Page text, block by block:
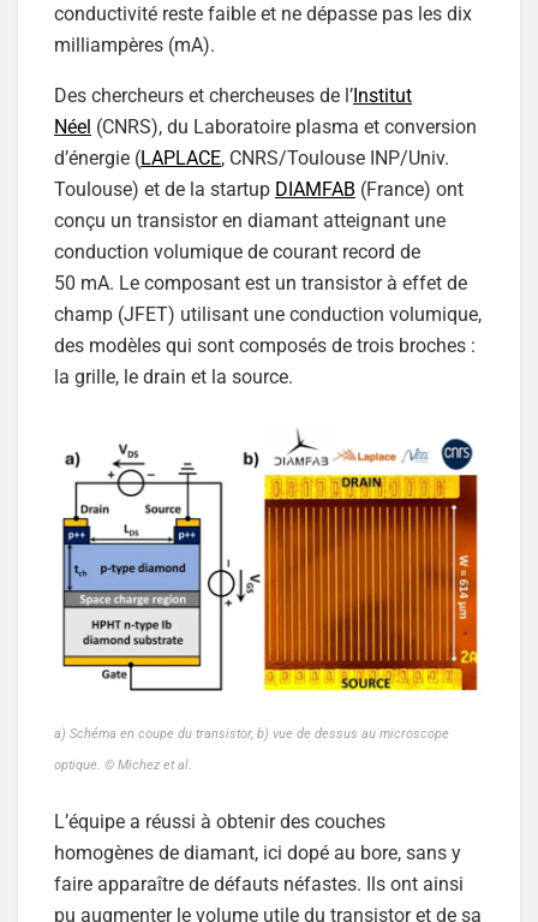
conductivité reste faible et ne dépasse pas les dix
milliampères (mA).
Des chercheurs et chercheuses de l’Institut
Néel (CNRS), du Laboratoire plasma et conversion
d’énergie (LAPLACE, CNRS/Toulouse INP/Univ.
Toulouse) et de la startup DIAMFAB (France) ont
conçu un transistor en diamant atteignant une
conduction volumique de courant record de
50 mA. Le composant est un transistor à effet de
champ (JFET) utilisant une conduction volumique,
des modèles qui sont composés de trois broches :
la grille, le drain et la source.
a) Schéma en coupe du transistor, b) vue de dessus au microscope
optique. © Michez et al.
L’équipe a réussi à obtenir des couches
homogènes de diamant, ici dopé au bore, sans y
faire apparaître de défauts néfastes. Ils ont ainsi
pu augmenter le volume utile du transistor et de sa